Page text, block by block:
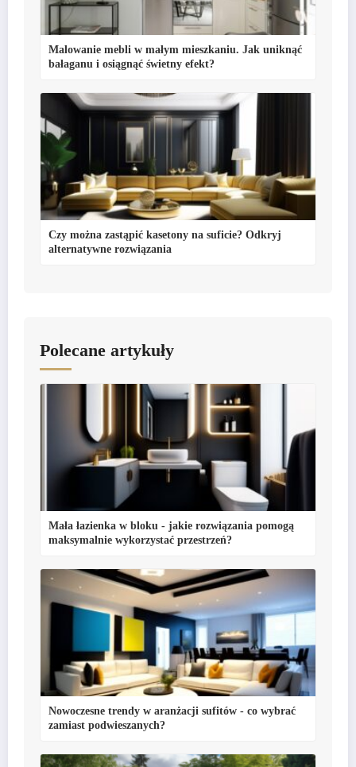
Malowanie mebli w małym mieszkaniu. Jak uniknąć
bałaganu i osiągnąć świetny efekt?
Czy można zastąpić kasetony na suficie? Odkryj
alternatywne rozwiązania
Polecane artykuły
Mała łazienka w bloku - jakie rozwiązania pomogą
maksymalnie wykorzystać przestrzeń?
Nowoczesne trendy w aranżacji sufitów - co wybrać
zamiast podwieszanych?